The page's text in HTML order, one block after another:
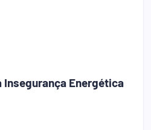
Insegurança Energética